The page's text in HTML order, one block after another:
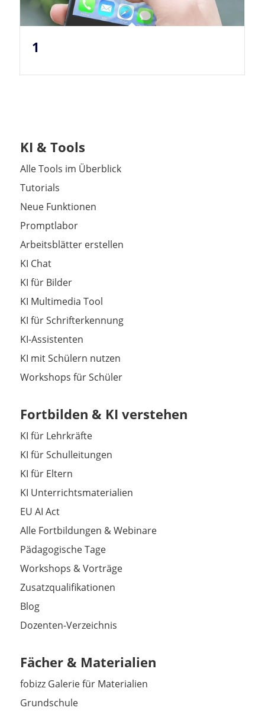
1
KI & Tools
Alle Tools im Überblick
Tutorials
Neue Funktionen
Promptlabor
Arbeitsblätter erstellen
KI Chat
KI für Bilder
KI Multimedia Tool
KI für Schrifterkennung
KI-Assistenten
KI mit Schülern nutzen
Workshops für Schüler
Fortbilden & KI verstehen
KI für Lehrkräfte
KI für Schulleitungen
KI für Eltern
KI Unterrichtsmaterialien
EU AI Act
Alle Fortbildungen & Webinare
Pädagogische Tage
Workshops & Vorträge
Zusatzqualifikationen
Blog
Dozenten-Verzeichnis
Fächer & Materialien
fobizz Galerie für Materialien
Grundschule